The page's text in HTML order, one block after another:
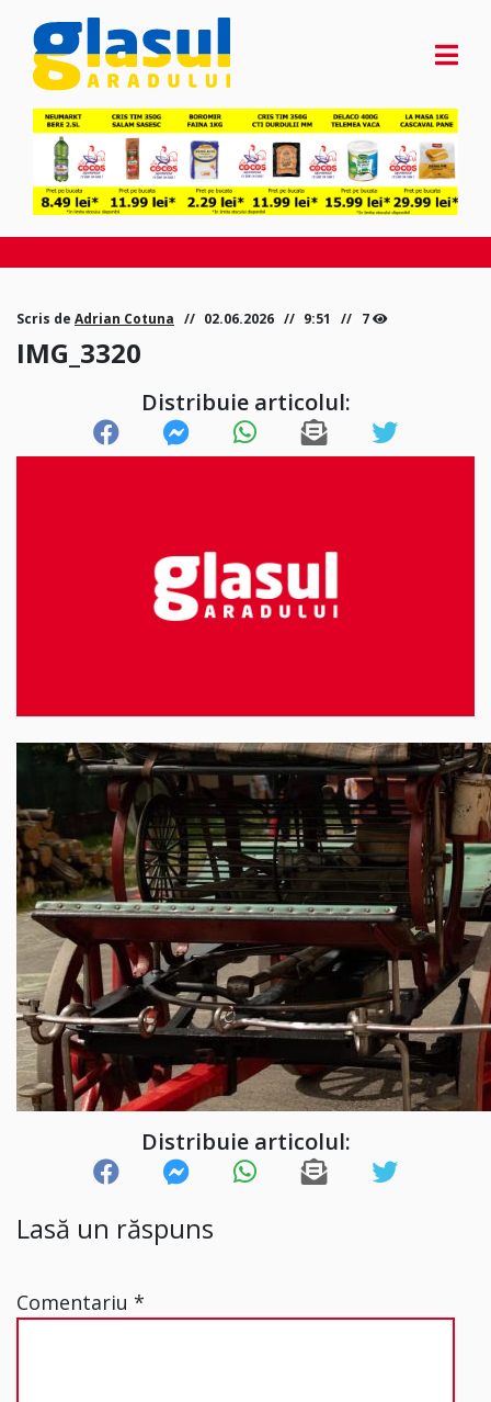
Scris de Adrian Cotuna 02.06.2026 9:51 7
IMG_3320
Distribuie articolul:
Distribuie articolul:
Lasă un răspuns
Comentariu *